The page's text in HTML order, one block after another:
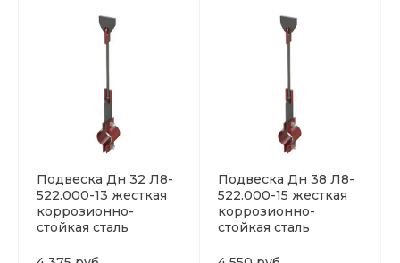
Подвеска Дн 32 Л8-
522.000-13 жесткая
коррозионно-
стойкая сталь
Подвеска Дн 38 Л8-
522.000-15 жесткая
коррозионно-
стойкая сталь